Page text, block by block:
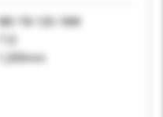
WD-T8-120-18W
1,200mm